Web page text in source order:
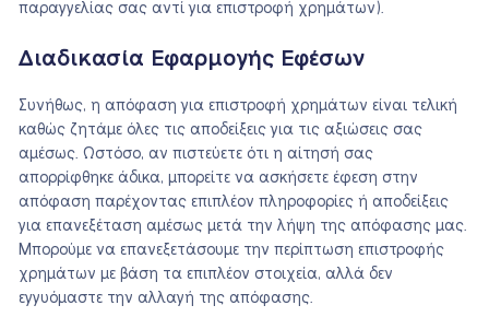
παραγγελίας σας αντί για επιστροφή χρημάτων).
Διαδικασία Εφαρμογής Εφέσων
Συνήθως, η απόφαση για επιστροφή χρημάτων είναι τελική
καθώς ζητάμε όλες τις αποδείξεις για τις αξιώσεις σας
αμέσως. Ωστόσο, αν πιστεύετε ότι η αίτησή σας
απορρίφθηκε άδικα, μπορείτε να ασκήσετε έφεση στην
απόφαση παρέχοντας επιπλέον πληροφορίες ή αποδείξεις
για επανεξέταση αμέσως μετά την λήψη της απόφασης μας.
Μπορούμε να επανεξετάσουμε την περίπτωση επιστροφής
χρημάτων με βάση τα επιπλέον στοιχεία, αλλά δεν
εγγυόμαστε την αλλαγή της απόφασης.